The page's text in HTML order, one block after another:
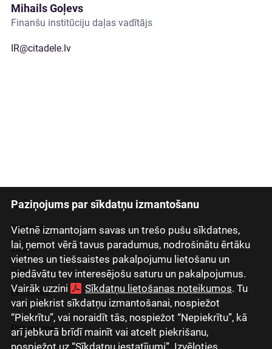
Paziņojums par sīkdatņu izmantošanu
Vietnē izmantojam savas un trešo pušu sīkdatnes,
lai, ņemot vērā tavus paradumus, nodrošinātu ērtāku
vietnes un tiešsaistes pakalpojumu lietošanu un
piedāvātu tev interesējošu saturu un pakalpojumus.
Vairāk uzzini
Sīkdatņu lietošanas noteikumos. Tu
vari piekrist sīkdatņu izmantošanai, nospiežot
“Piekrītu”, vai noraidīt tās, nospiežot “Nepiekrītu”, kā
arī jebkurā brīdī mainīt vai atcelt piekrišanu,
nospiežot uz “Sīkdatņu iestatījumi”. Izvēloties
Mihails Goļevs
Finanšu institūciju daļas vadītājs
IR@citadele.lv
Latviski
Русский
English
Eesti
Lietuviškai
Par mums